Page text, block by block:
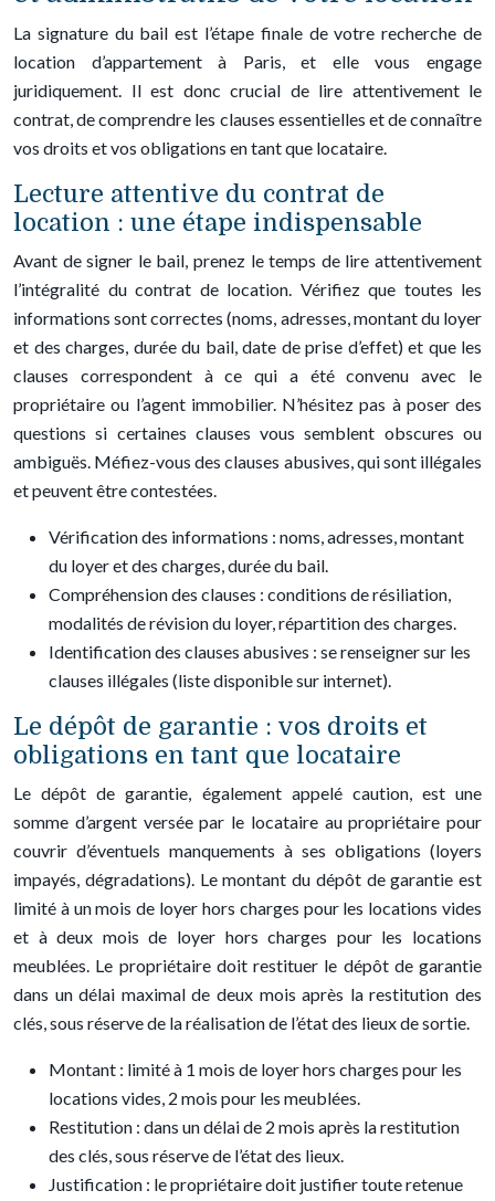
La signature du bail est l’étape finale de votre recherche de
location d’appartement à Paris, et elle vous engage
juridiquement. Il est donc crucial de lire attentivement le
contrat, de comprendre les clauses essentielles et de connaître
vos droits et vos obligations en tant que locataire.
Lecture attentive du contrat de
location : une étape indispensable
Avant de signer le bail, prenez le temps de lire attentivement
l’intégralité du contrat de location. Vérifiez que toutes les
informations sont correctes (noms, adresses, montant du loyer
et des charges, durée du bail, date de prise d’effet) et que les
clauses correspondent à ce qui a été convenu avec le
propriétaire ou l’agent immobilier. N’hésitez pas à poser des
questions si certaines clauses vous semblent obscures ou
ambiguës. Méfiez-vous des clauses abusives, qui sont illégales
et peuvent être contestées.
Vérification des informations : noms, adresses, montant
du loyer et des charges, durée du bail.
Compréhension des clauses : conditions de résiliation,
modalités de révision du loyer, répartition des charges.
Identification des clauses abusives : se renseigner sur les
clauses illégales (liste disponible sur internet).
Le dépôt de garantie : vos droits et
obligations en tant que locataire
Le dépôt de garantie, également appelé caution, est une
somme d’argent versée par le locataire au propriétaire pour
couvrir d’éventuels manquements à ses obligations (loyers
impayés, dégradations). Le montant du dépôt de garantie est
limité à un mois de loyer hors charges pour les locations vides
et à deux mois de loyer hors charges pour les locations
meublées. Le propriétaire doit restituer le dépôt de garantie
dans un délai maximal de deux mois après la restitution des
clés, sous réserve de la réalisation de l’état des lieux de sortie.
Montant : limité à 1 mois de loyer hors charges pour les
locations vides, 2 mois pour les meublées.
Restitution : dans un délai de 2 mois après la restitution
des clés, sous réserve de l’état des lieux.
Justification : le propriétaire doit justifier toute retenue